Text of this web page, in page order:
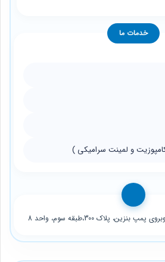
خدمات ما
و لمینت سرامیکی )
پلاک 300،طبقه سوم، واحد 8